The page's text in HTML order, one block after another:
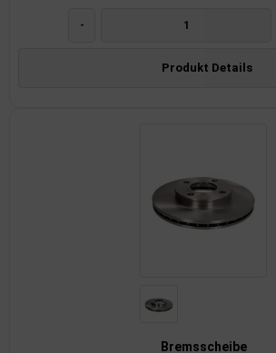
-
Produkt Details
Bremsscheibe